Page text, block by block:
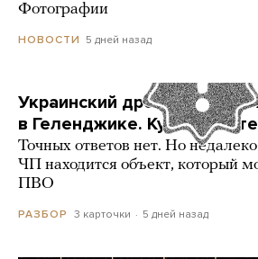
Фотографии
НОВОСТИ 5 дней назад
Украинский дрон попал по
в Геленджике. Куда он
Точных ответов нет. Но
ЧП находится объект, который
ПВО
РАЗБОР 3 карточки 5 дней назад